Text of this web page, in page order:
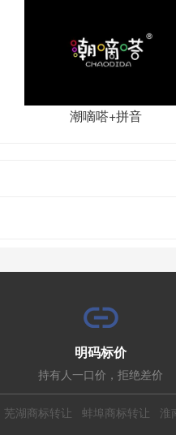
潮嘀嗒+拼音
明码标价
持有人一口价，拒绝差价
芜湖商标转让 蚌埠商标转让
淮